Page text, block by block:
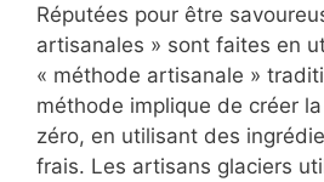
Réputées pour être
artisanales » sont faites en
« méthode artisanale »
méthode implique de créer
zéro, en utilisant des
frais. Les artisans glaciers